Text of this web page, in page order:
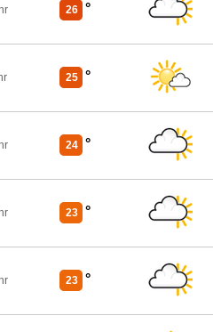
26 °
25 °
24 °
23 °
23 °